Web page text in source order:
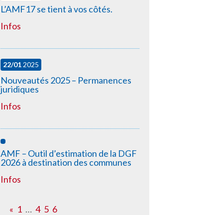
L’AMF17 se tient à vos côtés.
Infos
22/012025
Nouveautés 2025 – Permanences
juridiques
Infos
AMF – Outil d’estimation de la DGF
2026 à destination des communes
Infos
« 1 … 4 5 6